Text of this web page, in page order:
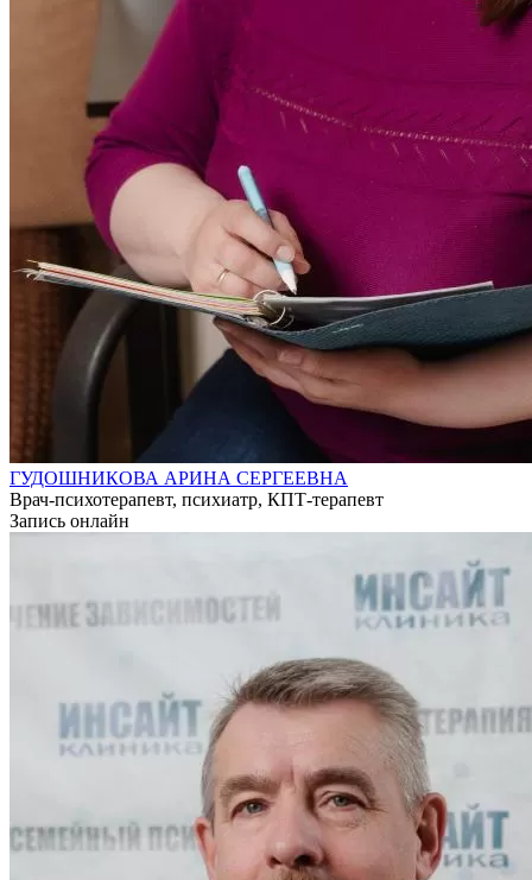
ГУДОШНИКОВА АРИНА СЕРГЕЕВНА
Врач-психотерапевт, психиатр, КПТ-терапевт
Запись онлайн